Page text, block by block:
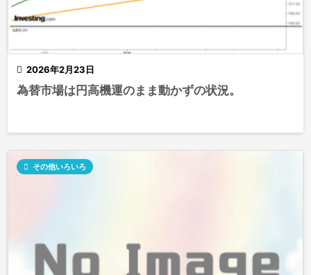
 2026年2月23日
為替市場は円高機運のまま動かずの状況。
 その他いろいろ